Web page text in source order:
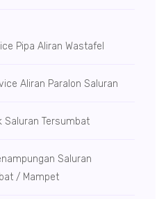
Pipa Aliran Wastafel
Aliran Paralon Saluran
Saluran Tersumbat
Saluran
/ Mampet